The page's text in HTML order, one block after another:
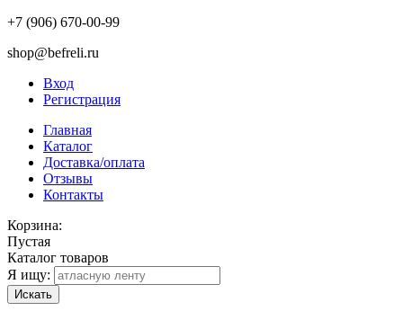
+7 (906) 670-00-99
shop@befreli.ru
Вход
Регистрация
Главная
Каталог
Доставка/оплата
Отзывы
Контакты
Корзина:
Пустая
Каталог товаров
Я ищу:
Искать